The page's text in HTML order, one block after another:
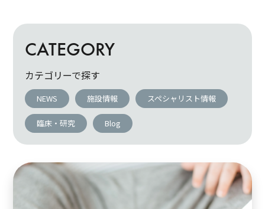
CATEGORY
カテゴリーで探す
NEWS 施設情報 スペシャリスト情報
臨床・研究 Blog